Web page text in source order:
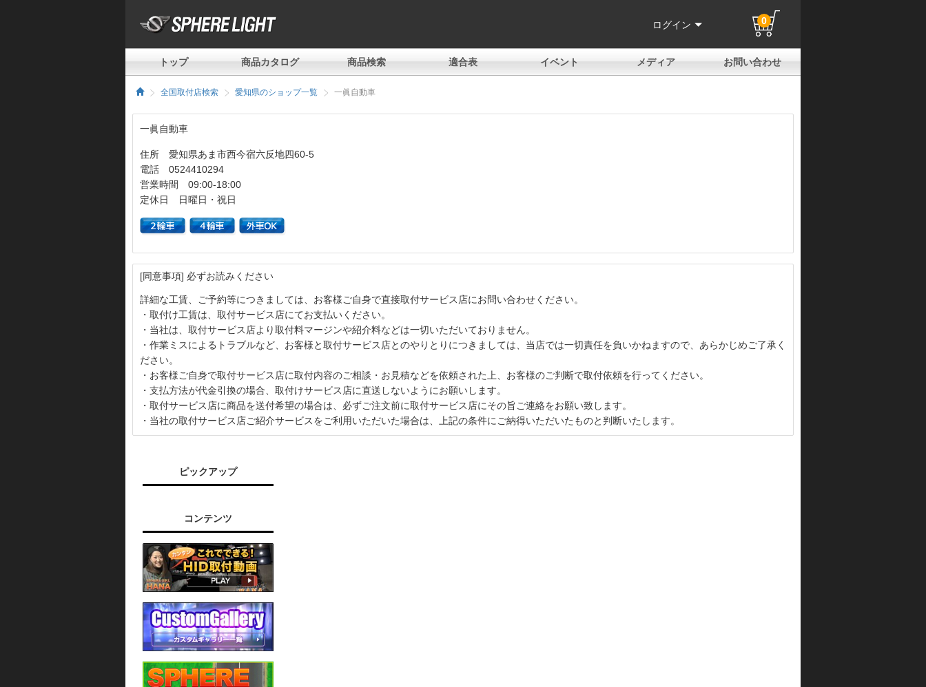
ログイン 0
トップ 商品カタログ 商品検索 適合表 イベント メディア お問い合わせ
全国取付店検索 愛知県のショップ一覧 一眞自動車
一眞自動車
住所 愛知県あま市西今宿六反地四60-5
電話 0524410294
営業時間 09:00-18:00
定休日 日曜日・祝日
[同意事項] 必ずお読みください
詳細な工賃、ご予約等につきましては、お客様ご自身で直接取付サービス店にお問い合わせください。
・取付け工賃は、取付サービス店にてお支払いください。
・当社は、取付サービス店より取付料マージンや紹介料などは一切いただいておりません。
・作業ミスによるトラブルなど、お客様と取付サービス店とのやりとりにつきましては、当店では一切責任を負いかねますので、あらかじめご了承く
ださい。
・お客様ご自身で取付サービス店に取付内容のご相談・お見積などを依頼された上、お客様のご判断で取付依頼を行ってください。
・支払方法が代金引換の場合、取付けサービス店に直送しないようにお願いします。
・取付サービス店に商品を送付希望の場合は、必ずご注文前に取付サービス店にその旨ご連絡をお願い致します。
・当社の取付サービス店ご紹介サービスをご利用いただいた場合は、上記の条件にご納得いただいたものと判断いたします。
ピックアップ
コンテンツ